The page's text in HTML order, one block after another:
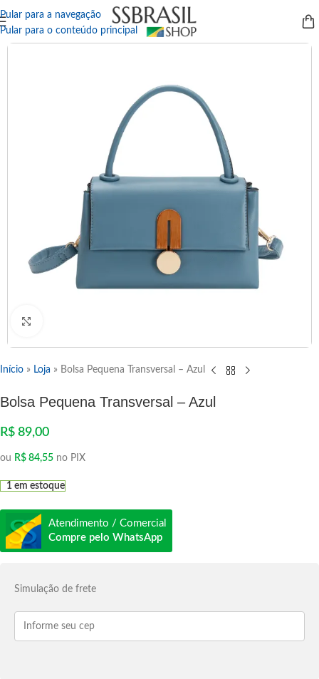
Pular para a navegação
Pular para o conteúdo principal
Início » Loja » Bolsa Pequena Transversal – Azul
Bolsa Pequena Transversal – Azul
R$ 89,00
ou R$ 84,55 no PIX
1 em estoque
Atendimento / Comercial
Compre pelo WhatsApp
Simulação de frete